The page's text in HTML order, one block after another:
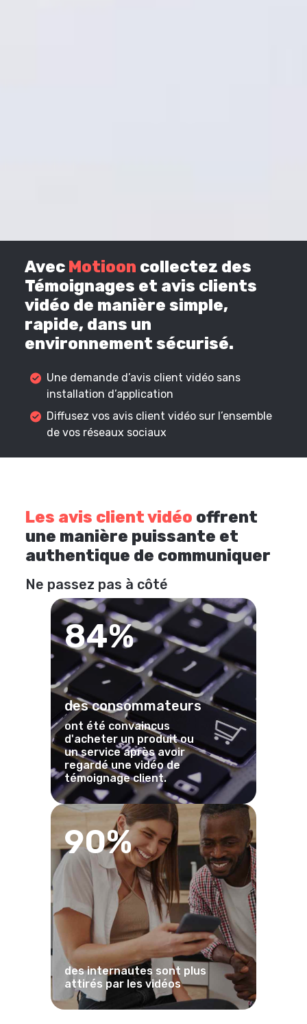
Avec Motioon collectez des
Témoignages et avis clients
vidéo de manière simple,
rapide, dans un
environnement sécurisé.
Une demande d’avis client vidéo sans
installation d’application
Diffusez vos avis client vidéo sur l’ensemble
de vos réseaux sociaux
Les avis client vidéo offrent
une manière puissante et
authentique de communiquer
Ne passez pas à côté
84%
des consommateurs
ont été convaincus
d'acheter un produit ou
un service après avoir
regardé une vidéo de
témoignage client.
90%
des internautes sont plus
attirés par les vidéos